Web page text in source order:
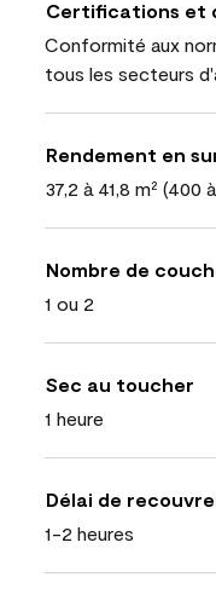
Certifications et
Conformité aux
tous les secteurs
Rendement en
37,2 à 41,8 m² (400
Nombre de
1 ou 2
Sec au toucher
1 heure
Délai de
1-2 heures